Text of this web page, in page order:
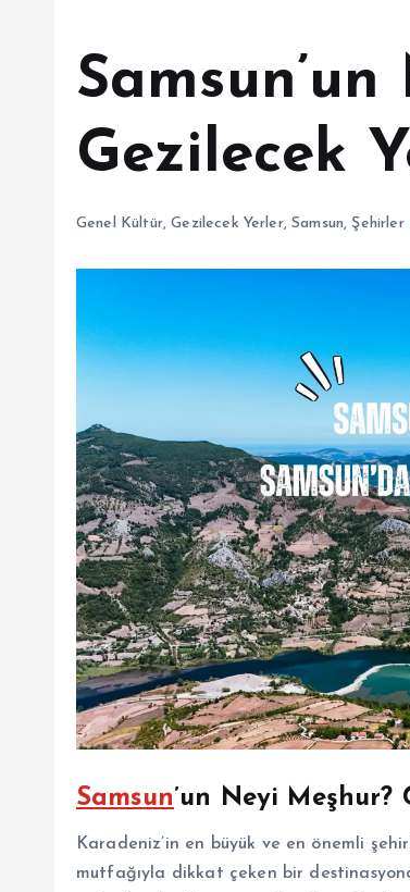
Gezilecek
Genel Kültür,Gezilecek Yerler,Samsun, Şehirler
Samsun’un Neyi Meşhur?
Karadeniz’in en büyük ve en önemli
mutfağıyla dikkat çeken bir